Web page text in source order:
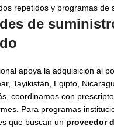
repetidos y programas de
de
apoya la adquisición al
Tayikistán, Egipto,
coordinamos con
Para programas
que buscan un proveedor